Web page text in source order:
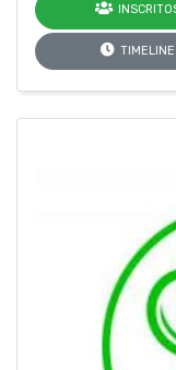
TIMELINE